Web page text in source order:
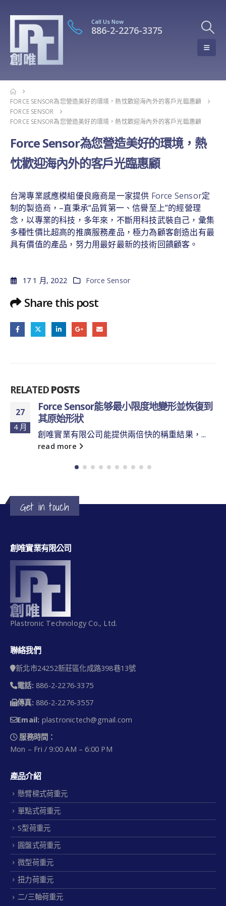
Call Us Now
886-2-2276-3375
FORCE SENSOR為您營造美好的環境，熱忱歡迎海內外的客戶光臨惠顧
FORCE SENSOR
FORCE SENSOR為您營造美好的環境，熱忱歡迎海內外的客戶光臨惠顧
Force Sensor為您營造美好的環境，熱
忱歡迎海內外的客戶光臨惠顧
台灣專業感應模組優良廠商是一家提供 Force Sensor定
制的製造商，–直秉承“品質第一、信譽至上”的經營理
念，以專業的科技，多年來，不斷用科技武裝自己，彙集
多種性價比超高的推廣服務產品，極力為顧客創造出有最
具有價值的產品，努力用最好最新的技術回饋顧客。
17 1 月, 2022 Force Sensor
Share this post
RELATEDPOSTS
27
4 月
Force Sensor能够最小限度地變形並恢復到
其原始形狀
創唯實業有限公司能提供兩倍快的稱重結果，...
read more
Get in touch
創唯實業有限公司
Plastronic Technology Co., Ltd.
聯絡我們
新北市24252新莊區化成路398巷13號
電話: 886-2-2276-3375
傳真: 886-2-2276-3557
Email: plastronictech@gmail.com
服務時間：
Mon – Fri / 9:00 AM – 6:00 PM
產品介紹
懸臂樑式荷重元
單點式荷重元
S型荷重元
圓盤式荷重元
微型荷重元
扭力荷重元
二/三軸荷重元